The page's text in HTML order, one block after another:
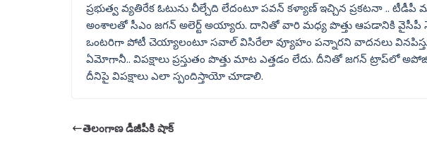
ప్రభుత్వ వ్యతిరేక ఓటును చీల్చేది లేదంటూ పవన్ కళ్యాణ్ ఇచ్చిన ప్రకటనా ..
అంశాలతో సీఎం జగన్ అలెర్ట్ అయ్యారు. దానితో వారి మధ్య పొత్తు ఆపడానికి వైసీపీ
ఒంటరిగా పోటీ చెయ్యాలంటూ సవాల్ విసిరేలా వ్యూహం పన్నారని వాదనలు
ఏమోగానీ.. విపక్షాలు ప్రస్తుతం పొత్తు మాట ఎత్తడం లేదు. దీనితో జగన్ ట్రాప్‌లో
దీనిపై విపక్షాలు ఎలా స్పందిస్తాయో చూడాలి.
తెలంగాణ డీజీపీకి షాక్